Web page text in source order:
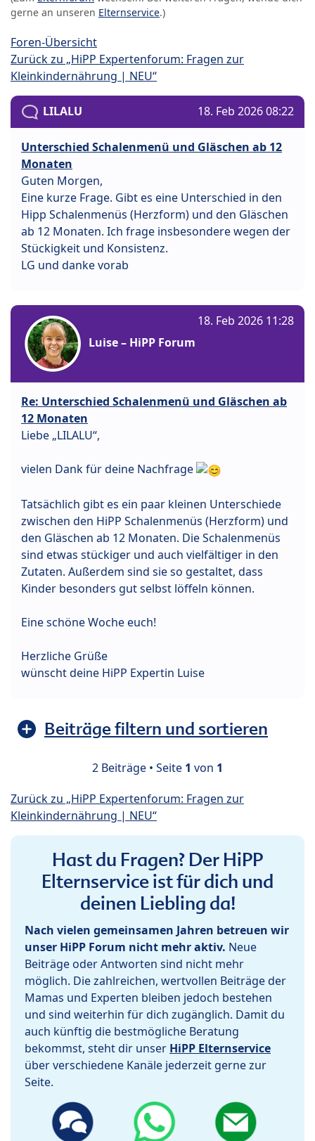
gerne an unseren Elternservice.)
Foren-Übersicht
Zurück zu „HiPP Expertenforum: Fragen zur
Kleinkindernährung | NEU“
LILALU 18. Feb 2026 08:22
Unterschied Schalenmenü und Gläschen ab 12
Monaten
Guten Morgen,
Eine kurze Frage. Gibt es eine Unterschied in den
Hipp Schalenmenüs (Herzform) und den Gläschen
ab 12 Monaten. Ich frage insbesondere wegen der
Stückigkeit und Konsistenz.
LG und danke vorab
Luise – HiPP Forum
18. Feb 2026 11:28
Re: Unterschied Schalenmenü und Gläschen ab
12 Monaten
Liebe „LILALU“,
vielen Dank für deine Nachfrage
Tatsächlich gibt es ein paar kleinen Unterschiede
zwischen den HiPP Schalenmenüs (Herzform) und
den Gläschen ab 12 Monaten. Die Schalenmenüs
sind etwas stückiger und auch vielfältiger in den
Zutaten. Außerdem sind sie so gestaltet, dass
Kinder besonders gut selbst löffeln können.
Eine schöne Woche euch!
Herzliche Grüße
wünscht deine HiPP Expertin Luise
Beiträge filtern und sortieren
2 Beiträge • Seite 1 von 1
Zurück zu „HiPP Expertenforum: Fragen zur
Kleinkindernährung | NEU“
Hast du Fragen? Der HiPP
Elternservice ist für dich und
deinen Liebling da!
Nach vielen gemeinsamen Jahren betreuen wir
unser HiPP Forum nicht mehr aktiv. Neue
Beiträge oder Antworten sind nicht mehr
möglich. Die zahlreichen, wertvollen Beiträge der
Mamas und Experten bleiben jedoch bestehen
und sind weiterhin für dich zugänglich. Damit du
auch künftig die bestmögliche Beratung
bekommst, steht dir unser HiPP Elternservice
über verschiedene Kanäle jederzeit gerne zur
Seite.